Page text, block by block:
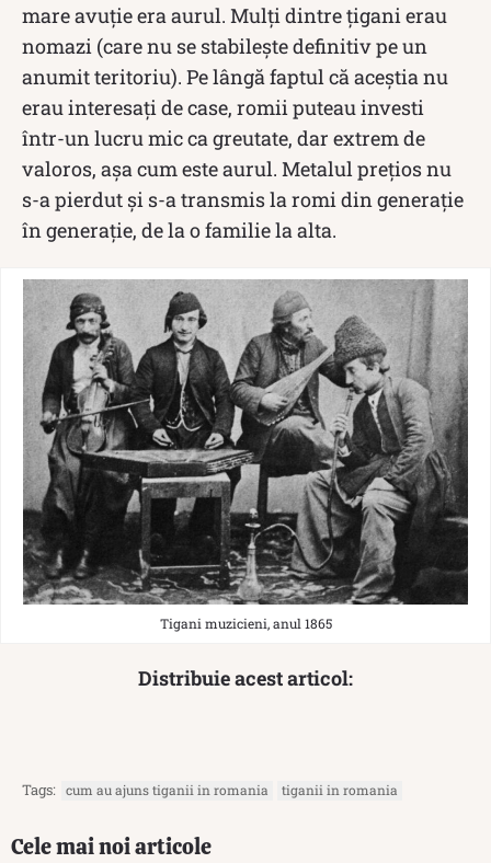
mare avuție era aurul. Mulți dintre țigani erau
nomazi (care nu se stabilește definitiv pe un
anumit teritoriu). Pe lângă faptul că aceștia nu
erau interesați de case, romii puteau investi
într-un lucru mic ca greutate, dar extrem de
valoros, așa cum este aurul. Metalul prețios nu
s-a pierdut și s-a transmis la romi din generație
în generație, de la o familie la alta.
Tigani muzicieni, anul 1865
Distribuie acest articol:
Tags: cum au ajuns tiganii in romania tiganii in romania
Cele mai noi articole